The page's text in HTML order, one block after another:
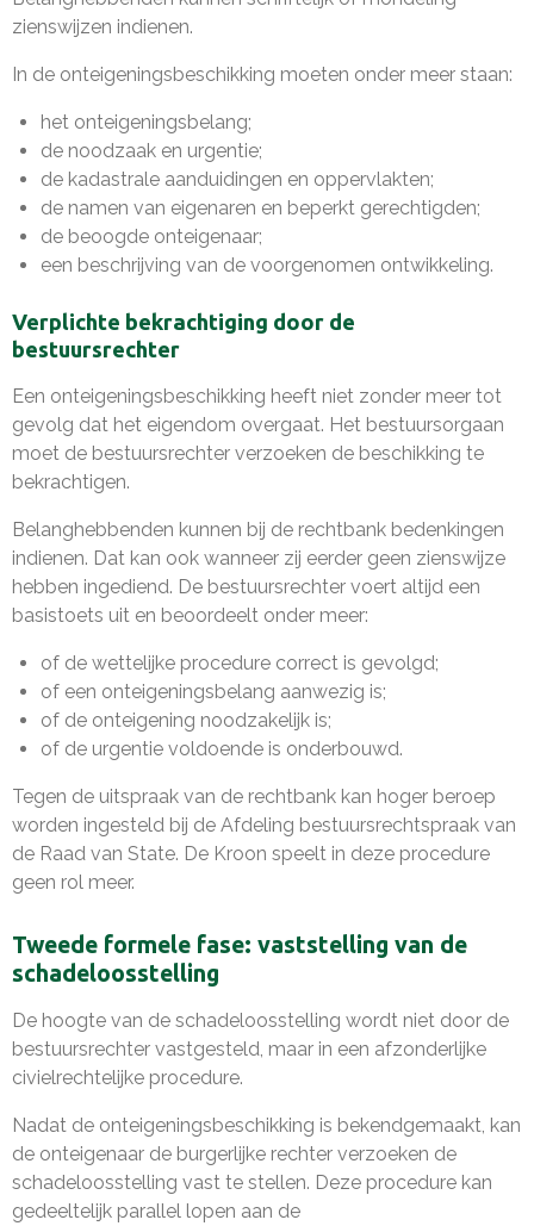
zienswijzen indienen.
In de onteigeningsbeschikking moeten onder meer staan:
het onteigeningsbelang;
de noodzaak en urgentie;
de kadastrale aanduidingen en oppervlakten;
de namen van eigenaren en beperkt gerechtigden;
de beoogde onteigenaar;
een beschrijving van de voorgenomen ontwikkeling.
Verplichte bekrachtiging door de
bestuursrechter
Een onteigeningsbeschikking heeft niet zonder meer tot
gevolg dat het eigendom overgaat. Het bestuursorgaan
moet de bestuursrechter verzoeken de beschikking te
bekrachtigen.
Belanghebbenden kunnen bij de rechtbank bedenkingen
indienen. Dat kan ook wanneer zij eerder geen zienswijze
hebben ingediend. De bestuursrechter voert altijd een
basistoets uit en beoordeelt onder meer:
of de wettelijke procedure correct is gevolgd;
of een onteigeningsbelang aanwezig is;
of de onteigening noodzakelijk is;
of de urgentie voldoende is onderbouwd.
Tegen de uitspraak van de rechtbank kan hoger beroep
worden ingesteld bij de Afdeling bestuursrechtspraak van
de Raad van State. De Kroon speelt in deze procedure
geen rol meer.
Tweede formele fase: vaststelling van de
schadeloosstelling
De hoogte van de schadeloosstelling wordt niet door de
bestuursrechter vastgesteld, maar in een afzonderlijke
civielrechtelijke procedure.
Nadat de onteigeningsbeschikking is bekendgemaakt, kan
de onteigenaar de burgerlijke rechter verzoeken de
schadeloosstelling vast te stellen. Deze procedure kan
gedeeltelijk parallel lopen aan de